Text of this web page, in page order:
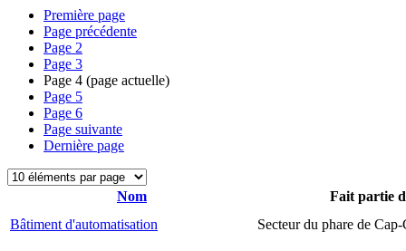
Première page
Page précédente
Page 2
Page 3
Page 4 (page actuelle)
Page 5
Page 6
Page suivante
Dernière page
Nom
Fait partie
Bâtiment d'automatisation
Secteur du phare de Cap-